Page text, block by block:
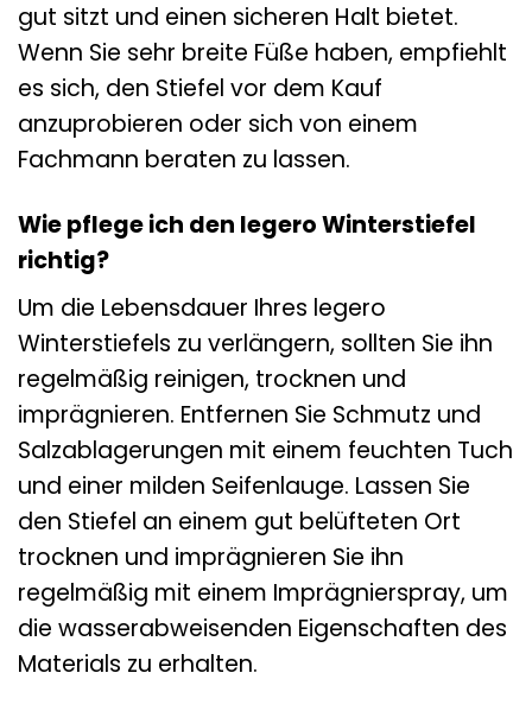
gut sitzt und einen sicheren Halt bietet.
Wenn Sie sehr breite Füße haben, empfiehlt
es sich, den Stiefel vor dem Kauf
anzuprobieren oder sich von einem
Fachmann beraten zu lassen.
Wie pflege ich den legero Winterstiefel
richtig?
Um die Lebensdauer Ihres legero
Winterstiefels zu verlängern, sollten Sie ihn
regelmäßig reinigen, trocknen und
imprägnieren. Entfernen Sie Schmutz und
Salzablagerungen mit einem feuchten Tuch
und einer milden Seifenlauge. Lassen Sie
den Stiefel an einem gut belüfteten Ort
trocknen und imprägnieren Sie ihn
regelmäßig mit einem Imprägnierspray, um
die wasserabweisenden Eigenschaften des
Materials zu erhalten.